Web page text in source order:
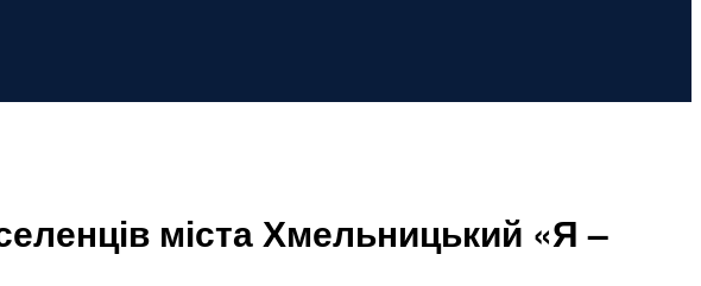
міста Хмельницький «Я –